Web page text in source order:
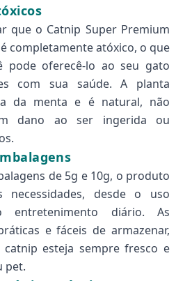
que o Catnip Super Premium
completamente atóxico, o que
pode oferecê-lo ao seu gato
com sua saúde. A planta
da menta e é natural, não
dano ao ser ingerida ou
de 5g e 10g, o produto
necessidades, desde o uso
entretenimento diário. As
e fáceis de armazenar,
esteja sempre fresco e
pet.